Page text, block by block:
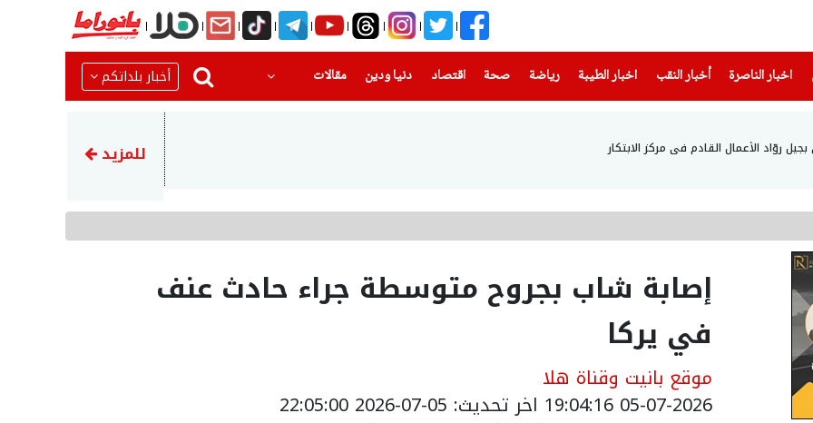
اخبار الناصرة
(current) أخبار النقب اخبار الطيبة(current) رياضة
(current) صحة(current) اقتصاد دنيا ودين
(current) مقالات أخبار بلداتكم
روّاد الأعمال القادم في مركز الابتكار انطلاق مخيم كرة القدم
للمزيد
إصابة شاب بجروح متوسطة جراء حادث عنف
في يركا
موقع بانيت وقناة هلا
05-07-2026 19:04:16 اخر تحديث: 05-07-2026 22:05:00